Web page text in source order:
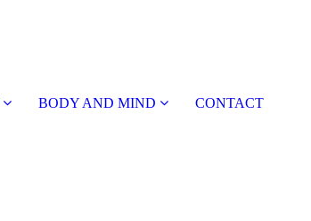
BODY AND MIND CONTACT